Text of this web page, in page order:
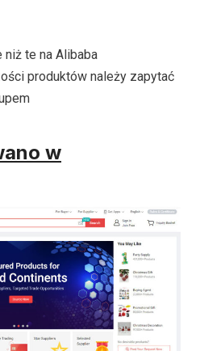
te na Alibaba
produktów należy zapytać
w